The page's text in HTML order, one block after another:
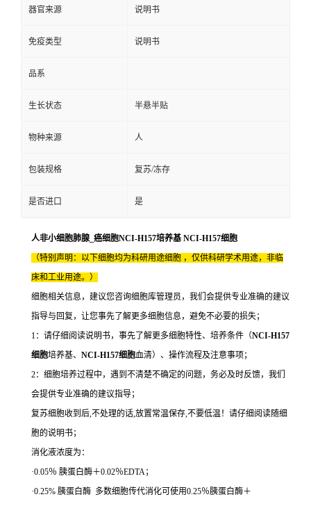
器官来源 说明书
免疫类型 说明书
品系
生长状态 半悬半贴
物种来源 人
包装规格 复苏/冻存
是否进口 是
人非小细胞肺腺_癌细胞NCI-H157培养基 NCI-H157细胞
（特别声明：以下细胞均为科研用途细胞 ，仅供科研学术用途，非临
床和工业用途。）
细胞相关信息，建议您咨询细胞库管理员，我们会提供专业准确的建议
指导与回复，让您事先了解更多细胞信息，避免不必要的损失；
1：请仔细阅读说明书，事先了解更多细胞特性、培养条件（NCI-H157
细胞培养基、 NCI-H157细胞血清）、操作流程及注意事项；
2：细胞培养过程中，遇到不清楚不确定的问题，务必及时反馈，我们
会提供专业准确的建议指导；
复苏细胞收到后,不处理的话,放置常温保存,不要低温！请仔细阅读随细
胞的说明书；
消化液浓度为：
·0.05％ 胰蛋白酶＋0.02％EDTA；
·0.25% 胰蛋白酶 多数细胞传代消化可使用0.25％胰蛋白酶＋